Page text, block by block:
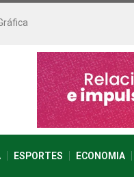
ESPORTES ECONOMIA